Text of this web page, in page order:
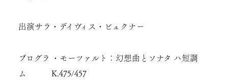
出演サラ・デイヴィス・ビュクナー
プログラ
ム
・モーツァルト：幻想曲とソナタ ハ短調
K.475/457